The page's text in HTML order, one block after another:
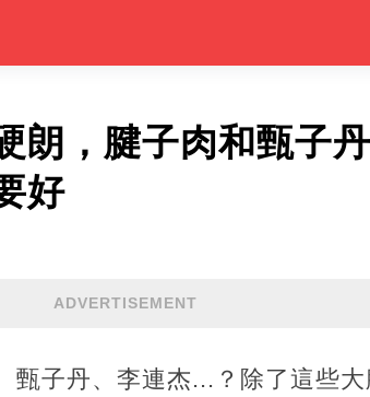
朗，腱子肉和甄子
好
ADVERTISEMENT
甄子丹、李連杰...？除了這些